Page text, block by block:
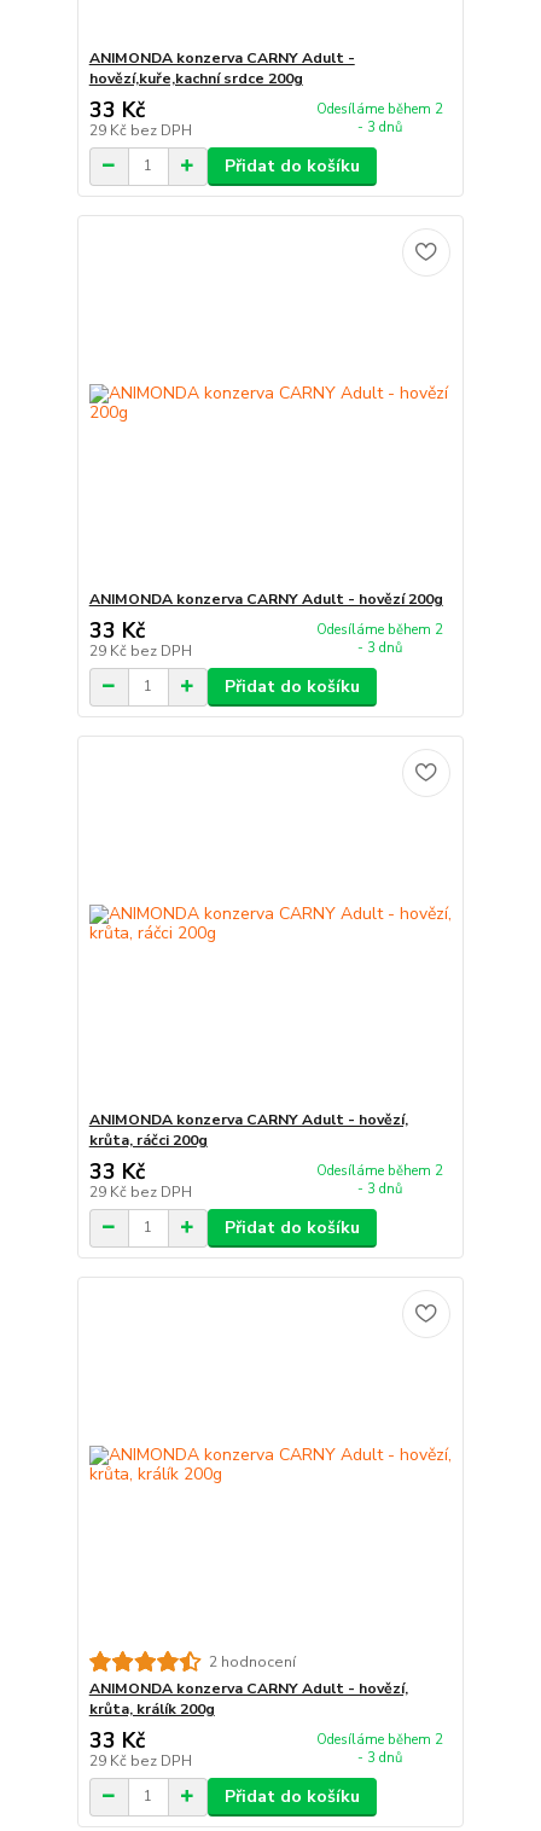
ANIMONDA konzerva CARNY Adult -
hovězí,kuře,kachní srdce 200g
33 Kč
29 Kč bez DPH
Odesíláme během 2
- 3 dnů
Přidat do košíku
ANIMONDA konzerva CARNY Adult - hovězí 200g
33 Kč
29 Kč bez DPH
Odesíláme během 2
- 3 dnů
Přidat do košíku
ANIMONDA konzerva CARNY Adult - hovězí,
krůta, ráčci 200g
33 Kč
29 Kč bez DPH
Odesíláme během 2
- 3 dnů
Přidat do košíku
2 hodnocení
ANIMONDA konzerva CARNY Adult - hovězí,
krůta, králík 200g
33 Kč
29 Kč bez DPH
Odesíláme během 2
- 3 dnů
Přidat do košíku